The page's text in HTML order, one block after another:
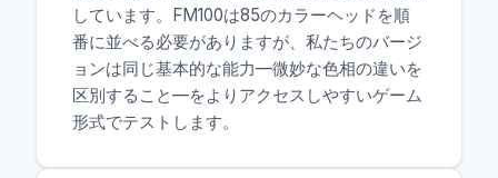
しています。FM100は85のカラーヘッドを順
番に並べる必要がありますが、私たちのバージ
ョンは同じ基本的な能力—微妙な色相の違いを
区別すること—をよりアクセスしやすいゲーム
形式でテストします。